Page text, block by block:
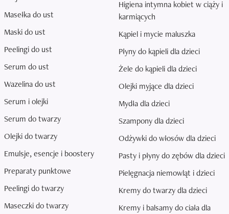
Masełka do ust
Maski do ust
Peelingi do ust
Serum do ust
Wazelina do ust
Serum i olejki
Serum do twarzy
Olejki do twarzy
Emulsje, esencje i boostery
Preparaty punktowe
Peelingi do twarzy
Maseczki do twarzy
Higiena intymna kobiet w ciąży i
karmiących
Kąpiel i mycie maluszka
Płyny do kąpieli dla dzieci
Żele do kąpieli dla dzieci
Olejki myjące dla dzieci
Mydła dla dzieci
Szampony dla dzieci
Odżywki do włosów dla dzieci
Pasty i płyny do zębów dla dzieci
Pielęgnacja niemowląt i dzieci
Kremy do twarzy dla dzieci
Kremy i balsamy do ciała dla